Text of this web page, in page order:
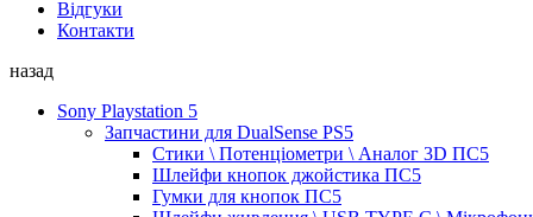
Відгуки
Контакти
назад
Sony Playstation 5
Запчастини для DualSense PS5
Стики \ Потенціометри \ Аналог 3D ПС5
Шлейфи кнопок джойстика ПС5
Гумки для кнопок ПС5